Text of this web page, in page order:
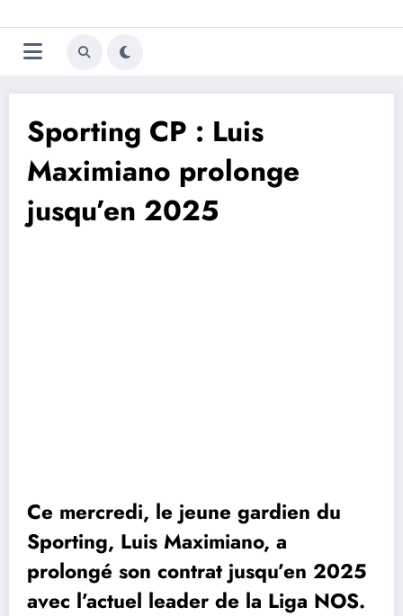
au
contenu
Trivela
L'actualité du football
Sporting CP : Luis
Maximiano prolonge
jusqu’en 2025
Ce mercredi, le jeune gardien du
Sporting, Luis Maximiano, a
prolongé son contrat jusqu’en 2025
avec l’actuel leader de la Liga NOS.